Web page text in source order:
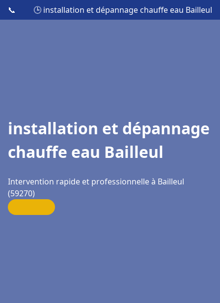
📞 🕒 installation et dépannage chauffe eau Bailleul
installation et dépannage
chauffe eau Bailleul
Intervention rapide et professionnelle à Bailleul
(59270)